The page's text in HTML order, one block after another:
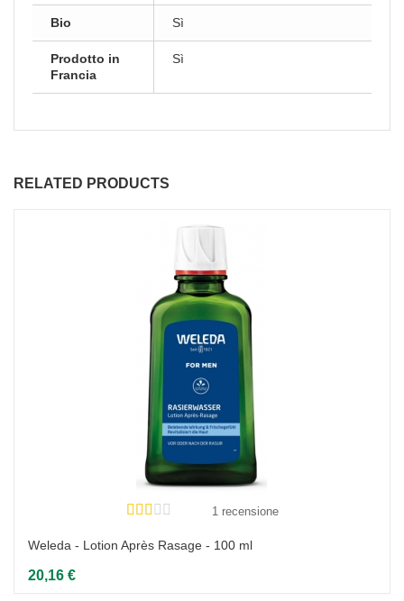
Bio Sì
Prodotto in
Francia
Sì
RELATED PRODUCTS
1 recensione
Weleda - Lotion Après Rasage - 100 ml
20,16 €